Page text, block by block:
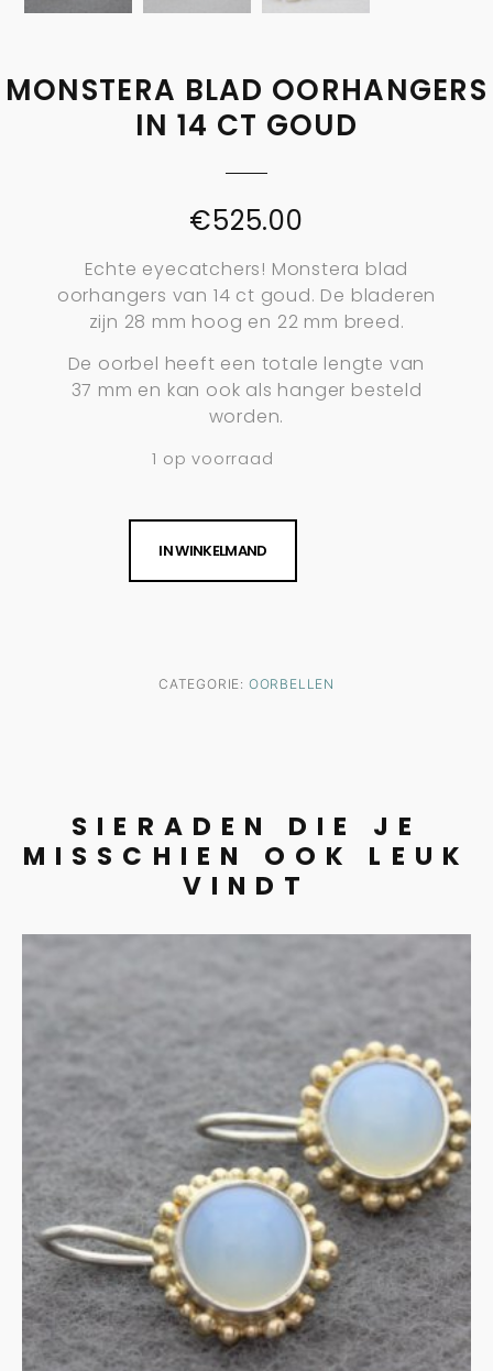
MONSTERA BLAD OORHANGERS
IN 14 CT GOUD
€525.00
Echte eyecatchers! Monstera blad
oorhangers van 14 ct goud. De bladeren
zijn 28 mm hoog en 22 mm breed.
De oorbel heeft een totale lengte van
37 mm en kan ook als hanger besteld
worden.
1 op voorraad
IN WINKELMAND
CATEGORIE: OORBELLEN
SIERADEN DIE JE
MISSCHIEN OOK LEUK
VINDT
Opaliet in goud en zilver
€350.00